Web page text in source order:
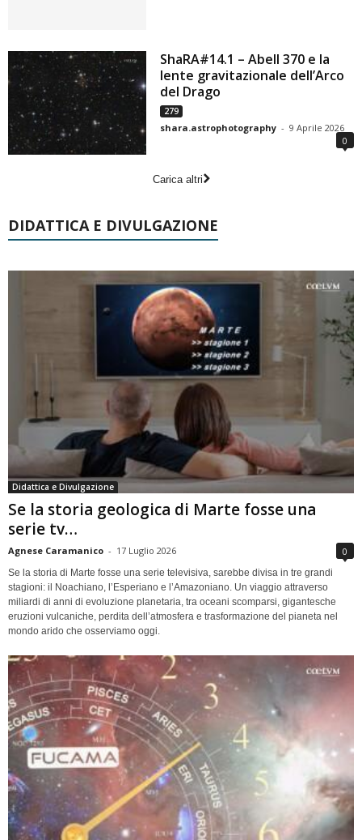
ShaRA#14.1 – Abell 370 e la
lente gravitazionale dell’Arco
del Drago
279
shara.astrophotography - 9 Aprile 2026
0
Carica altri
DIDATTICA E DIVULGAZIONE
Didattica e Divulgazione
Se la storia geologica di Marte fosse una
serie tv…
Agnese Caramanico - 17 Luglio 2026 0
Se la storia di Marte fosse una serie televisiva, sarebbe divisa in tre grandi
stagioni: il Noachiano, l’Esperiano e l’Amazoniano. Un viaggio attraverso
miliardi di anni di evoluzione planetaria, tra oceani scomparsi, gigantesche
eruzioni vulcaniche, perdita dell’atmosfera e trasformazione del pianeta nel
mondo arido che osserviamo oggi.